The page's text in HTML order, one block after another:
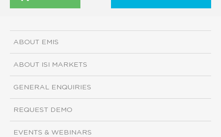
ABOUT EMIS
ABOUT ISI MARKETS
GENERAL ENQUIRIES
REQUEST DEMO
EVENTS & WEBINARS